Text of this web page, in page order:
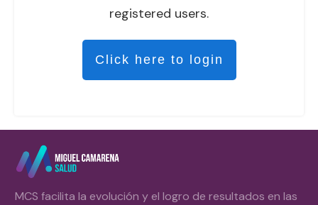
registered users.
Click here to login
MCS facilita la evolución y el logro de resultados en las